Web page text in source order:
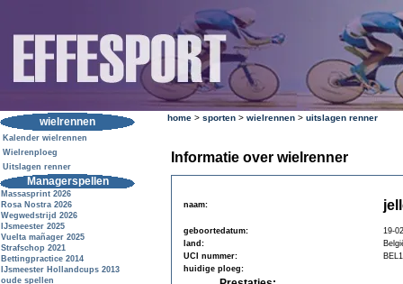
wielrennen
Kalender wielrennen
Wielrenploeg
Uitslagen renner
Managerspellen
Massasprint 2026
Rosa Nostra 2026
Wegwedstrijd 2026
IJsmeester 2025
Vuelta mañager 2025
Strafschop 2021
Bettingpractice 2014
IJsmeester Hollandcups 2013
oude spellen
home > sporten > wielrennen > uitslagen renner
Informatie over wielrenner
naam:
geboortedatum:
19-
land:
UCI nummer:
huidige ploeg: